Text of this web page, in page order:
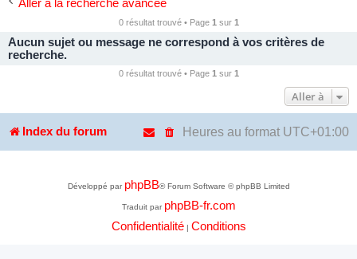
Aller à la recherche avancée
0 résultat trouvé • Page 1 sur 1
Aucun sujet ou message ne correspond à vos critères de
recherche.
0 résultat trouvé • Page 1 sur 1
Aller à
Index du forum Heures au format UTC+01:00
Développé par phpBB® Forum Software © phpBB Limited
Traduit par phpBB-fr.com
Confidentialité| Conditions